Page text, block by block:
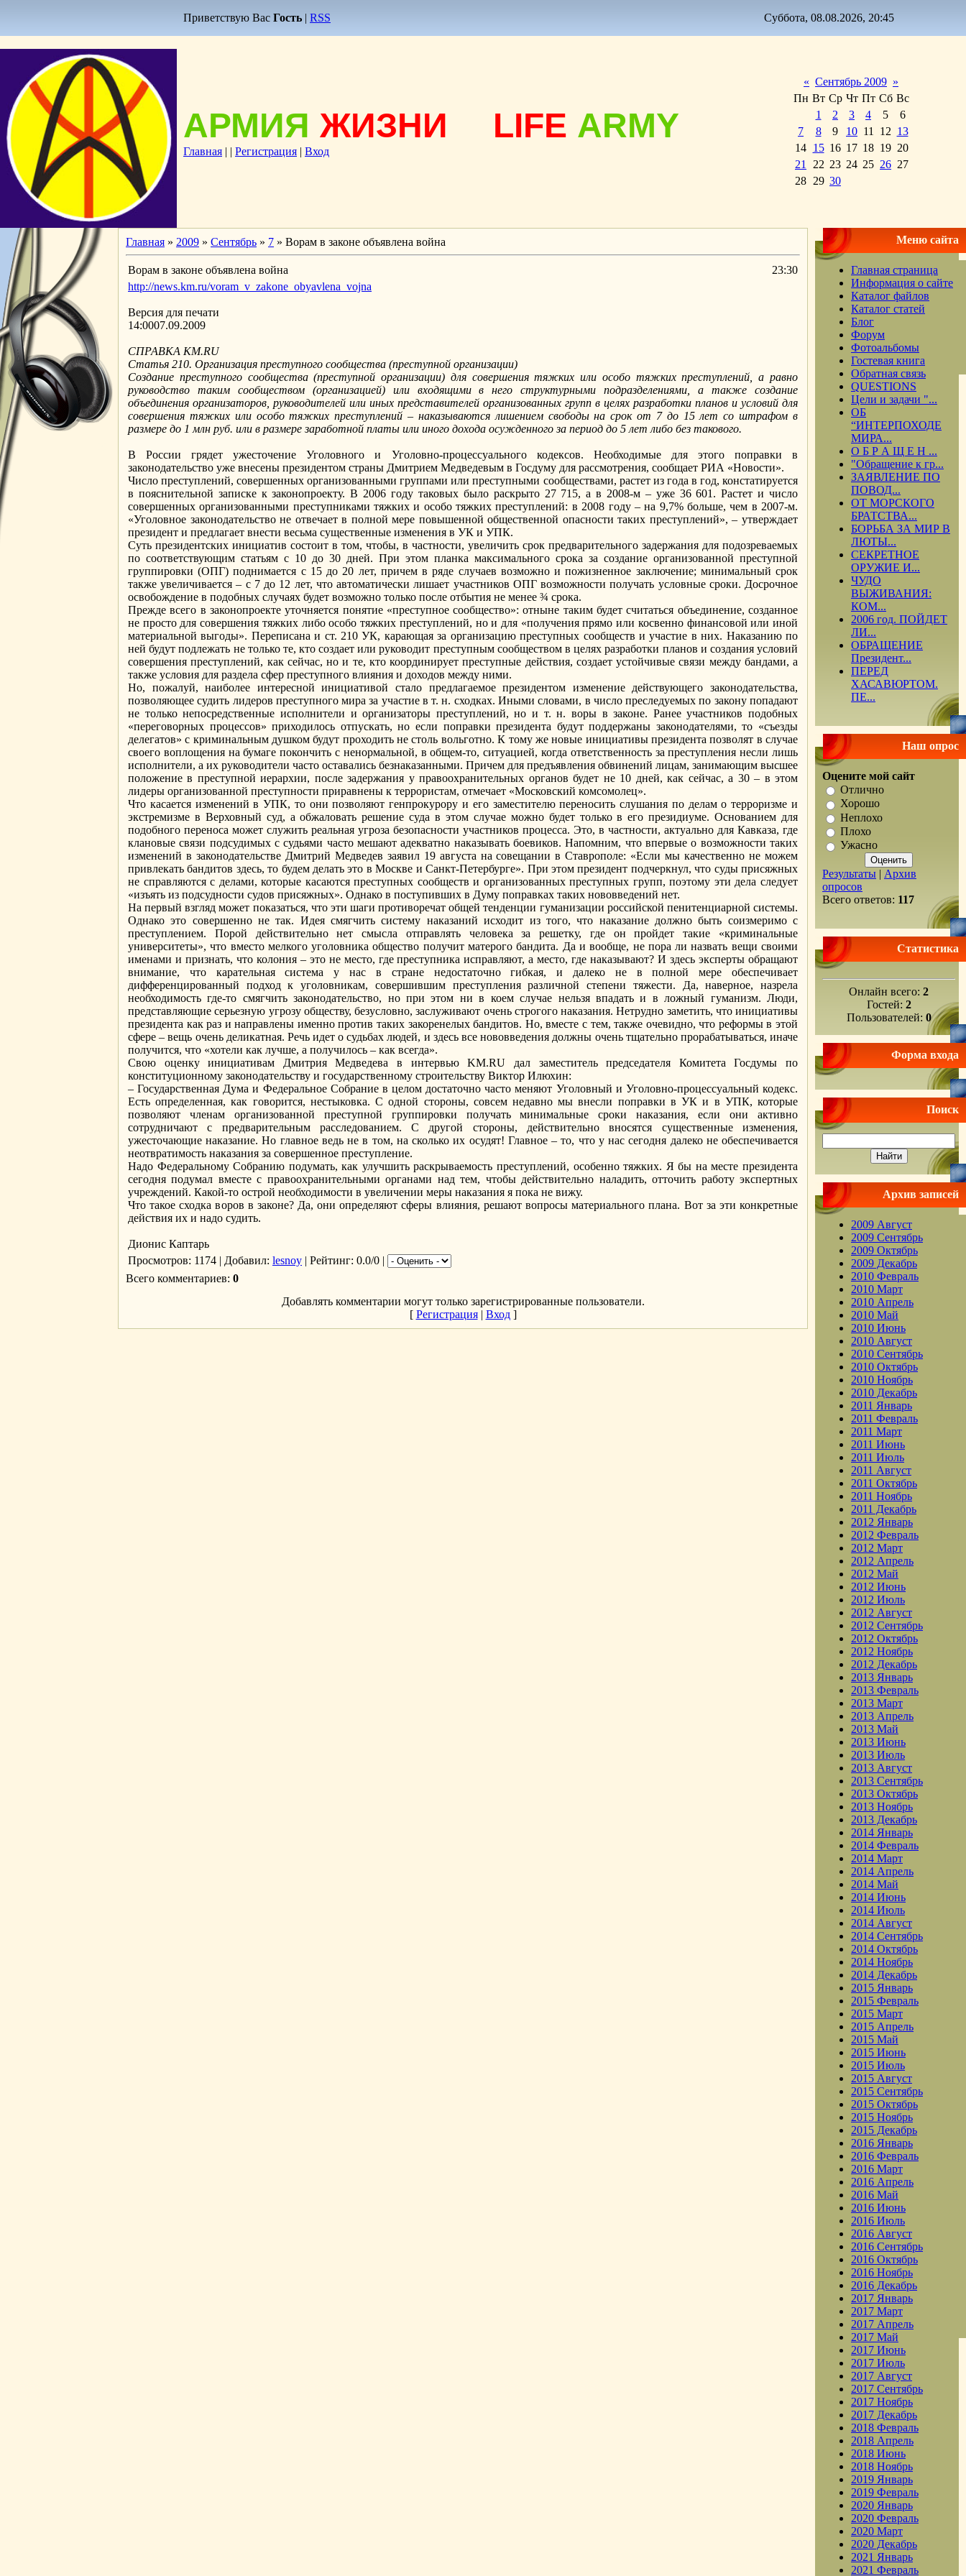
Приветствую Вас Гость | RSS Суббота, 08.08.2026, 20:45
АРМИЯ ЖИЗНИ LIFE ARMY
Главная | | Регистрация | Вход
« Сентябрь 2009 »
Пн Вт Ср Чт Пт Сб Вс
1
2 3 4 5
6
7
8 9 10 11 12 13
14 15 16 17 18 19 20
21
22 23 24 25 26 27
28 29 30
Главная » 2009 » Сентябрь » 7 » Ворам в законе объявлена война
Ворам в законе объявлена война
23:30
http://news.km.ru/voram_v_zakone_obyavlena_vojna
Версия для печати
14:0007.09.2009
СПРАВКА KM.RU
Статья 210. Организация преступного сообщества (преступной организации)
Создание преступного сообщества (преступной организации) для совершения тяжких или особо тяжких преступлений, а равно
руководство таким сообществом (организацией) или входящими в него структурными подразделениями, а также создание
объединения организаторов, руководителей или иных представителей организованных групп в целях разработки планов и условий для
совершения тяжких или особо тяжких преступлений – наказываются лишением свободы на срок от 7 до 15 лет со штрафом в
размере до 1 млн руб. или в размере заработной платы или иного дохода осужденного за период до 5 лет либо без такового.
В России грядет ужесточение Уголовного и Уголовно-процессуального кодексов. Необходимые для этого поправки в
законодательство уже внесены президентом страны Дмитрием Медведевым в Госдуму для рассмотрения, сообщает РИА «Новости».
Число преступлений, совершенных организованными группами или преступными сообществами, растет из года в год, констатируется
в пояснительной записке к законопроекту. В 2006 году таковых было раскрыто 27 715, а в 2008-м – уже 36 601. Растет и число
совершенных организованными преступниками тяжких и особо тяжких преступлений: в 2008 году – на 9,7% больше, чем в 2007-м.
«Уголовное законодательство не отвечает в полной мере повышенной общественной опасности таких преступлений», – утверждает
президент и предлагает внести весьма существенные изменения в УК и УПК.
Суть президентских инициатив состоит в том, чтобы, в частности, увеличить срок предварительного задержания для подозреваемых
по соответствующим статьям с 10 до 30 дней. При этом планка максимального срока за создание организованной преступной
группировки (ОПГ) поднимается с 15 до 20 лет, причем в ряде случаев возможно и пожизненное заключение; минимальный срок
также увеличивается – с 7 до 12 лет, что автоматически лишает участников ОПГ возможности получать условные сроки. Досрочное
освобождение в подобных случаях будет возможно только после отбытия не менее ¾ срока.
Прежде всего в законопроекте уточняется понятие «преступное сообщество»: отныне таким будет считаться объединение, созданное
не просто для совершения тяжких либо особо тяжких преступлений, но и для «получения прямо или косвенно финансовой или иной
материальной выгоды». Переписана и ст. 210 УК, карающая за организацию преступных сообществ и участие в них. Наказанию по
ней будут подлежать не только те, кто создает или руководит преступным сообществом в целях разработки планов и создания условий
совершения преступлений, как сейчас, но и те, кто координирует преступные действия, создает устойчивые связи между бандами, а
также условия для раздела сфер преступного влияния и доходов между ними.
Но, пожалуй, наиболее интересной инициативой стало предлагаемое президентом изменение действующего законодательства,
позволяющее судить лидеров преступного мира за участие в т. н. сходках. Иными словами, в число преследуемых по закону попадают
не только непосредственные исполнители и организаторы преступлений, но и т. н. воры в законе. Ранее участников подобных
«переговорных процессов» приходилось отпускать, но если поправки президента будут поддержаны законодателями, то «съезды
делегатов» с криминальным душком будут проходить не столь вольготно. К тому же новые инициативы президента позволят в случае
своего воплощения на бумаге покончить с ненормальной, в общем-то, ситуацией, когда ответственность за преступления несли лишь
исполнители, а их руководители часто оставались безнаказанными. Причем для предъявления обвинений лицам, занимающим высшее
положение в преступной иерархии, после задержания у правоохранительных органов будет не 10 дней, как сейчас, а 30 – в этом
лидеры организованной преступности приравнены к террористам, отмечает «Московский комсомолец».
Что касается изменений в УПК, то они позволяют генпрокурору и его заместителю переносить слушания по делам о терроризме и
экстремизме в Верховный суд, а обжаловать решение суда в этом случае можно будет только в его президиуме. Основанием для
подобного переноса может служить реальная угроза безопасности участников процесса. Это, в частности, актуально для Кавказа, где
клановые связи подсудимых с судьями часто мешают адекватно наказывать боевиков. Напомним, что впервые о возможности таких
изменений в законодательстве Дмитрий Медведев заявил 19 августа на совещании в Ставрополе: «Если мы качественно не можем
привлекать бандитов здесь, то будем делать это в Москве и Санкт-Петербурге». При этом президент подчеркнул, что суды присяжных
не справляются с делами, которые касаются преступных сообществ и организованных преступных групп, поэтому эти дела следует
«изъять из подсудности судов присяжных». Однако в поступивших в Думу поправках таких нововведений нет.
На первый взгляд может показаться, что эти шаги противоречат общей тенденции гуманизации российской пенитенциарной системы.
Однако это совершенно не так. Идея смягчить систему наказаний исходит из того, что наказание должно быть соизмеримо с
преступлением. Порой действительно нет смысла отправлять человека за решетку, где он пройдет такие «криминальные
университеты», что вместо мелкого уголовника общество получит матерого бандита. Да и вообще, не пора ли назвать вещи своими
именами и признать, что колония – это не место, где преступника исправляют, а место, где наказывают? И здесь эксперты обращают
внимание, что карательная система у нас в стране недостаточно гибкая, и далеко не в полной мере обеспечивает
дифференцированный подход к уголовникам, совершившим преступления различной степени тяжести. Да, наверное, назрела
необходимость где-то смягчить законодательство, но при этом ни в коем случае нельзя впадать и в ложный гуманизм. Люди,
представляющие серьезную угрозу обществу, безусловно, заслуживают очень строгого наказания. Нетрудно заметить, что инициативы
президента как раз и направлены именно против таких закоренелых бандитов. Но, вместе с тем, также очевидно, что реформы в этой
сфере – вещь очень деликатная. Речь идет о судьбах людей, и здесь все нововведения должны очень тщательно прорабатываться, иначе
получится, что «хотели как лучше, а получилось – как всегда».
Свою оценку инициативам Дмитрия Медведева в интервью KM.RU дал заместитель председателя Комитета Госдумы по
конституционному законодательству и государственному строительству Виктор Илюхин:
– Государственная Дума и Федеральное Собрание в целом достаточно часто меняют Уголовный и Уголовно-процессуальный кодекс.
Есть определенная, как говорится, нестыковка. С одной стороны, совсем недавно мы внесли поправки в УК и в УПК, которые
позволяют членам организованной преступной группировки получать минимальные сроки наказания, если они активно
сотрудничают с предварительным расследованием. С другой стороны, действительно вносятся существенные изменения,
ужесточающие наказание. Но главное ведь не в том, на сколько их осудят! Главное – то, что у нас сегодня далеко не обеспечивается
неотвратимость наказания за совершенное преступление.
Надо Федеральному Собранию подумать, как улучшить раскрываемость преступлений, особенно тяжких. Я бы на месте президента
сегодня подумал вместе с правоохранительными органами над тем, чтобы действительно наладить, отточить работу экспертных
учреждений. Какой-то острой необходимости в увеличении меры наказания я пока не вижу.
Что такое сходка воров в законе? Да, они определяют сферы влияния, решают вопросы материального плана. Вот за эти конкретные
действия их и надо судить.
Дионис Каптарь
Просмотров: 1174 | Добавил: lesnoy | Рейтинг: 0.0/0 |
Всего комментариев: 0
Добавлять комментарии могут только зарегистрированные пользователи.
[ Регистрация| Вход]
Меню сайта
Главная страница
Информация о сайте
Каталог файлов
Каталог статей
Блог
Форум
Фотоальбомы
Гостевая книга
Обратная связь
QUESTIONS
Цели и задачи "...
ОБ
“ИНТЕРПОХОДЕ
МИРА...
О Б Р А Щ Е Н ...
"Обращение к гр...
ЗАЯВЛЕНИЕ ПО
ПОВОД...
ОТ МОРСКОГО
БРАТСТВА...
БОРЬБА ЗА МИР В
ЛЮТЫ...
СЕКРЕТНОЕ
ОРУЖИЕ И...
ЧУДО
ВЫЖИВАНИЯ:
КОМ...
2006 год. ПОЙДЕТ
ЛИ...
ОБРАЩЕНИЕ
Президент...
ПЕРЕД
ХАСАВЮРТОМ.
ПЕ...
Наш опрос
Оцените мой сайт
Отлично
Хорошо
Неплохо
Плохо
Ужасно
Результаты | Архив
опросов
Всего ответов: 117
Статистика
Онлайн всего: 2
Гостей: 2
Пользователей: 0
Форма входа
Поиск
Архив записей
2009 Август
2009 Сентябрь
2009 Октябрь
2009 Декабрь
2010 Февраль
2010 Март
2010 Апрель
2010 Май
2010 Июнь
2010 Август
2010 Сентябрь
2010 Октябрь
2010 Ноябрь
2010 Декабрь
2011 Январь
2011 Февраль
2011 Март
2011 Июнь
2011 Июль
2011 Август
2011 Октябрь
2011 Ноябрь
2011 Декабрь
2012 Январь
2012 Февраль
2012 Март
2012 Апрель
2012 Май
2012 Июнь
2012 Июль
2012 Август
2012 Сентябрь
2012 Октябрь
2012 Ноябрь
2012 Декабрь
2013 Январь
2013 Февраль
2013 Март
2013 Апрель
2013 Май
2013 Июнь
2013 Июль
2013 Август
2013 Сентябрь
2013 Октябрь
2013 Ноябрь
2013 Декабрь
2014 Январь
2014 Февраль
2014 Март
2014 Апрель
2014 Май
2014 Июнь
2014 Июль
2014 Август
2014 Сентябрь
2014 Октябрь
2014 Ноябрь
2014 Декабрь
2015 Январь
2015 Февраль
2015 Март
2015 Апрель
2015 Май
2015 Июнь
2015 Июль
2015 Август
2015 Сентябрь
2015 Октябрь
2015 Ноябрь
2015 Декабрь
2016 Январь
2016 Февраль
2016 Март
2016 Апрель
2016 Май
2016 Июнь
2016 Июль
2016 Август
2016 Сентябрь
2016 Октябрь
2016 Ноябрь
2016 Декабрь
2017 Январь
2017 Март
2017 Апрель
2017 Май
2017 Июнь
2017 Июль
2017 Август
2017 Сентябрь
2017 Ноябрь
2017 Декабрь
2018 Февраль
2018 Апрель
2018 Июнь
2018 Ноябрь
2019 Январь
2019 Февраль
2020 Январь
2020 Февраль
2020 Март
2020 Декабрь
2021 Январь
2021 Февраль